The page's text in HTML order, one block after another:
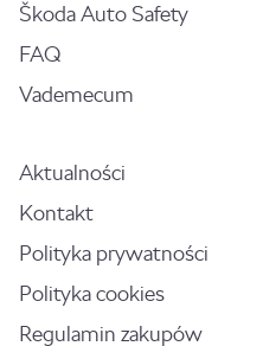
Škoda Auto Safety
FAQ
Vademecum
Aktualności
Kontakt
Polityka prywatności
Polityka cookies
Regulamin zakupów